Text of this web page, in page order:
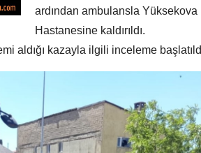
ardından ambulansla Yüksekova
Hastanesine kaldırıldı.
aldığı kazayla ilgili inceleme